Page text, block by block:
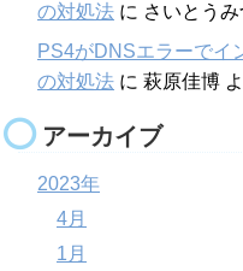
の対処法 に さいとうみ
PS4がDNSエラーでイ
の対処法 に 萩原佳博
アーカイブ
2023年
4月
1月